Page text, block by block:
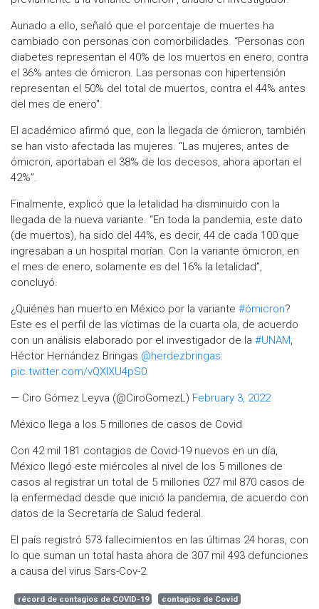
Aunado a ello, señaló que el porcentaje de muertes ha
cambiado con personas con comorbilidades. “Personas con
diabetes representan el 40% de los muertos en enero, contra
el 36% antes de ómicron. Las personas con hipertensión
representan el 50% del total de muertos, contra el 44% antes
del mes de enero".
El académico afirmó que, con la llegada de ómicron, también
se han visto afectada las mujeres. “Las mujeres, antes de
ómicron, aportaban el 38% de los decesos, ahora aportan el
42%”.
Finalmente, explicó que la letalidad ha disminuido con la
llegada de la nueva variante. “En toda la pandemia, este dato
(de muertos), ha sido del 44%, es decir, 44 de cada 100 que
ingresaban a un hospital morían. Con la variante ómicron, en
el mes de enero, solamente es del 16% la letalidad”,
concluyó.
¿Quiénes han muerto en México por la variante #ómicron?
Este es el perfil de las víctimas de la cuarta ola, de acuerdo
con un análisis elaborado por el investigador de la #UNAM,
Héctor Hernández Bringas @herdezbringas:
pic.twitter.com/vQXlXU4pS0
— Ciro Gómez Leyva (@CiroGomezL) February 3, 2022
México llega a los 5 millones de casos de Covid
Con 42 mil 181 contagios de Covid-19 nuevos en un día,
México llegó este miércoles al nivel de los 5 millones de
casos al registrar un total de 5 millones 027 mil 870 casos de
la enfermedad desde que inició la pandemia, de acuerdo con
datos de la Secretaría de Salud federal.
El país registró 573 fallecimientos en las últimas 24 horas, con
lo que suman un total hasta ahora de 307 mil 493 defunciones
a causa del virus Sars-Cov-2.
récord de contagios de COVID-19
contagios de Covid